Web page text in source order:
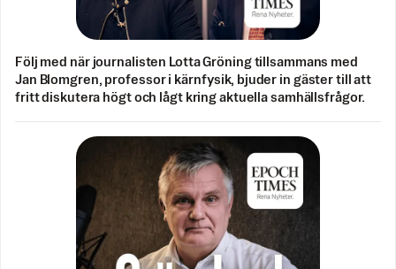
Följ med när journalisten Lotta Gröning tillsammans med
Jan Blomgren, professor i kärnfysik, bjuder in gäster till att
fritt diskutera högt och lågt kring aktuella samhällsfrågor.